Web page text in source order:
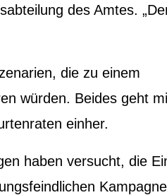
des Amtes.
die zu einem
würden. Beides geht
einher.
haben versucht, die